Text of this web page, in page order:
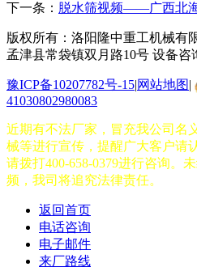
下一条： 脱水筛视频——广西北
版权所有：洛阳隆中重工机械有
孟津县常袋镇双月路10号 设备咨
豫ICP备10207782号-15|网站地图|
41030802980083
近期有不法厂家，冒充我公司名
械等进行宣传，提醒广大客户请
请拨打400-658-0379进行咨询。
频，我司将追究法律责任。
返回首页
电话咨询
电子邮件
来厂路线